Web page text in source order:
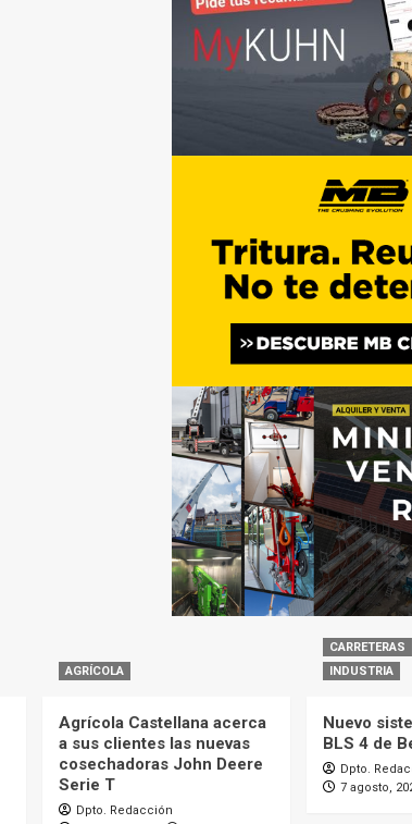
AGRÍCOLA
Agrícola Castellana acerca
a sus clientes las nuevas
cosechadoras John Deere
Serie T
Dpto. Redacción
CARRETERAS
INDUSTRIA
Nuevo
BLS 4 de
Dpto.
7 agosto,